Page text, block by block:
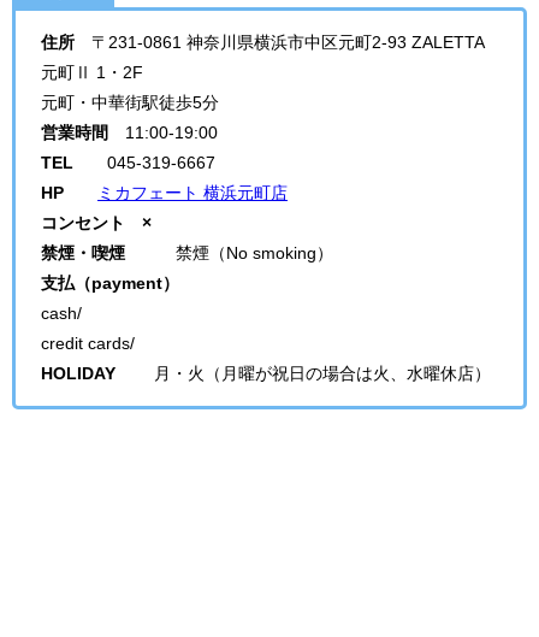
住所 〒231-0861 神奈川県横浜市中区元町2-93 ZALETTA
元町Ⅱ 1・2F
元町・中華街駅徒歩5分
営業時間 11:00-19:00
TEL 045-319-6667
HP
ミカフェート 横浜元町店
コンセント ×
禁煙・喫煙 禁煙（No smoking）
支払（payment）
cash/
credit cards/
HOLIDAY 月・火（月曜が祝日の場合は火、水曜休店）